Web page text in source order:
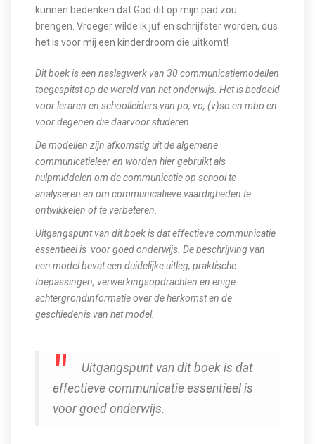
kunnen bedenken dat God dit op mijn pad zou
brengen. Vroeger wilde ik juf en schrijfster worden, dus
het is voor mij een kinderdroom die uitkomt!
Dit boek is een naslagwerk van 30 communicatiemodellen
toegespitst op de wereld van het onderwijs. Het is bedoeld
voor leraren en schoolleiders van po, vo, (v)so en mbo en
voor degenen die daarvoor studeren.
De modellen zijn afkomstig uit de algemene
communicatieleer en worden hier gebruikt als
hulpmiddelen om de communicatie op school te
analyseren en om communicatieve vaardigheden te
ontwikkelen of te verbeteren.
Uitgangspunt van dit boek is dat effectieve communicatie
essentieel is voor goed onderwijs. De beschrijving van
een model bevat een duidelijke uitleg, praktische
toepassingen, verwerkingsopdrachten en enige
achtergrondinformatie over de herkomst en de
geschiedenis van het model.
Uitgangspunt van dit boek is dat
effectieve communicatie essentieel is
voor goed onderwijs.